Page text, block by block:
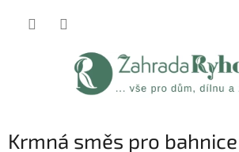
Krmná směs pro